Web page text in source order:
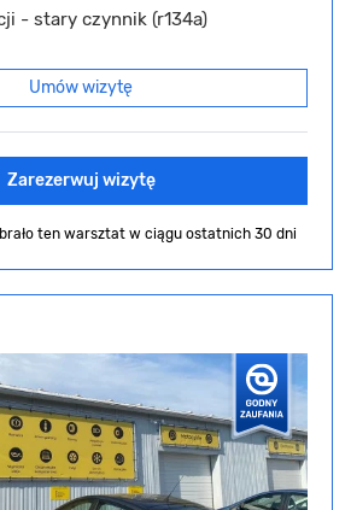
- stary czynnik (r134a)
Umów wizytę
Zarezerwuj wizytę
ten warsztat w ciągu ostatnich 30 dni